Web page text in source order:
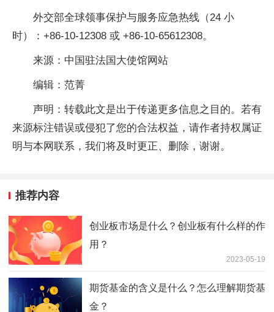
外交部全球领事保护与服务应急热线（24 小
时）：+86-10-12308 或 +86-10-65612308。
来源：中国驻法国大使馆网站
编辑：范菁
声明：转载此文是出于传递更多信息之目的。若有
来源标注错误或侵犯了您的合法权益，请作者持权属证
明与本网联系，我们将及时更正、删除，谢谢。
推荐内容
创业板市场是什么？创业板有什么样的作
用？
2023-05-19
期货基金的含义是什么？怎么理解期货基
金？